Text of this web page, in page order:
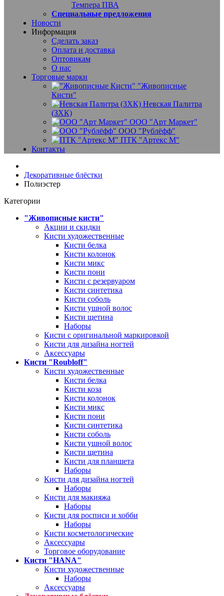
Темпера ПВА
Специальные предложения
Новости
Информация
Сделать заказ
Оплата и доставка
Оптовикам
О нас
Торговые марки
"Живописные
Кисти"
Невская Палитра
(ЗХК)
ООО "Арт Маркет"
ООО "Рублёфф"
ПТК "Артекс М"
Контакты
Декоративные блёстки
Полиэстер
Категории
"Живописные кисти"
Акции и скидки
Кисти художественные
Кисти белка
Кисти колонок
Кисти микс
Кисти пони
Кисти с резервуаром
Кисти синтетика
Кисти соболь
Кисти ушной волос
Кисти щетина
Наборы
Кисти с оригинальной маркировкой
Кисти для дизайна ногтей
Аксессуары
Кисти "Roubloff"
Кисти художественные
Кисти белка
Кисти коза
Кисти колонок
Кисти микс
Кисти пони
Кисти синтетика
Кисти соболь
Кисти ушной волос
Кисти щетина
Кисти для планшета
Наборы
Кисти для дизайна ногтей
Наборы
Кисти для макияжа
Наборы
Кисти для росписи и хобби
Наборы
Кисти косметологические
Аксессуары
Торговое оборудование
Кисти "HANA"
Кисти художественные
Наборы
Аксессуары